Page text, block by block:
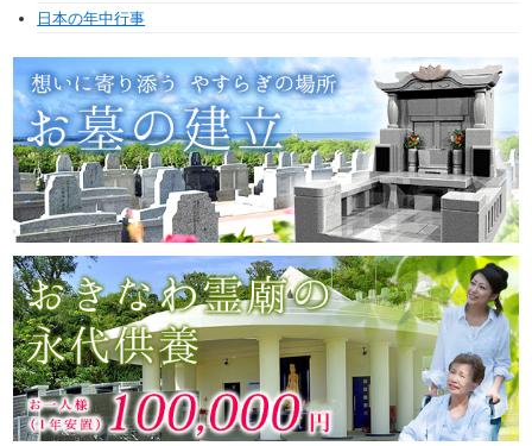
日本の年中行事